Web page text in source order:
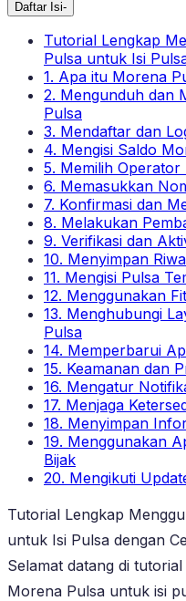
Daftar Isi-
Tutorial Lengkap
Pulsa untuk Isi
1. Apa itu Morena
2. Mengunduh dan
Pulsa
3. Mendaftar dan
4. Mengisi Saldo
5. Memilih
6. Memasukkan
7. Konfirmasi dan
8. Melakukan
9. Verifikasi dan
10. Menyimpan
11. Mengisi Pulsa
12. Menggunakan
13. Menghubungi
Pulsa
14. Memperbarui
15. Keamanan dan
16. Mengatur
17. Menjaga
18. Menyimpan
19. Menggunakan
Bijak
20. Mengikuti
Tutorial Lengkap
untuk Isi Pulsa dengan
Selamat datang di
Morena Pulsa untuk isi